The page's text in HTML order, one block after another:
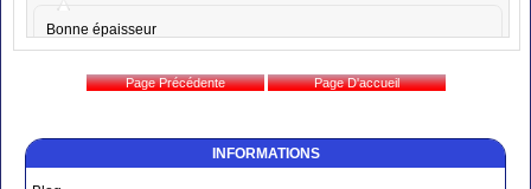
INFORMATIONS
Bonne épaisseur